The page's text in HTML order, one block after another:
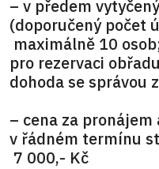
– v předem
(doporučený počet
maximálně 10
pro rezervaci
dohoda se správou
– cena za
v řádném termínu
7 000,- Kč